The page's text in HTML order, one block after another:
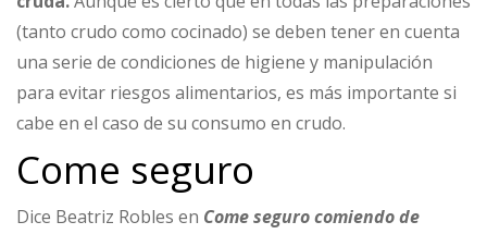
(tanto crudo como cocinado) se deben tener en cuenta
una serie de condiciones de higiene y manipulación
para evitar riesgos alimentarios, es más importante si
cabe en el caso de su consumo en crudo.
Come seguro
Dice Beatriz Robles en Come seguro comiendo de